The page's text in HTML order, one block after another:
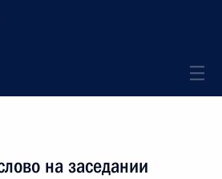
на заседании